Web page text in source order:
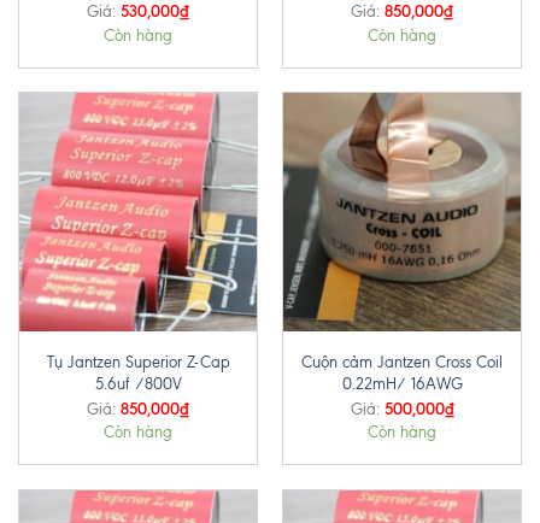
Giá: 530,000₫
Còn hàng
Giá: 850,000₫
Còn hàng
Tụ Jantzen Superior Z-Cap
5.6uf /800V
Giá: 850,000₫
Còn hàng
Cuộn cảm Jantzen Cross Coil
0.22mH/ 16AWG
Giá: 500,000₫
Còn hàng